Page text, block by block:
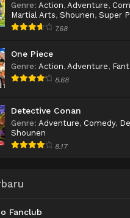
Genre: Action, Adventure,
Martial Arts, Shounen, Super
7.68
One Piece
Genre: Action, Adventure,
8.68
Detective Conan
Genre: Adventure, Comedy,
Shounen
8.17
Fanclub